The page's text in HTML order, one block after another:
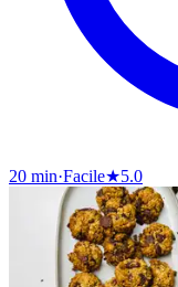
20 min·Facile★5.0